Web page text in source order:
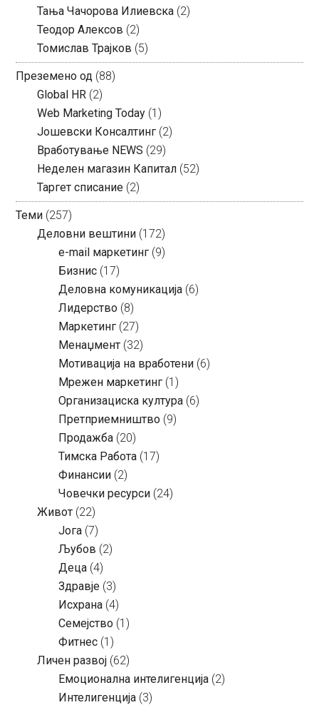
Тања Чачорова Илиевска (2)
Теодор Алексов (2)
Томислав Трајков (5)
Преземено од (88)
Global HR (2)
Web Marketing Today (1)
Јошевски Консалтинг (2)
Вработување NEWS (29)
Неделен магазин Капитал (52)
Таргет списание (2)
Теми (257)
Деловни вештини (172)
e-mail маркетинг (9)
Бизнис (17)
Деловна комуникација (6)
Лидерство (8)
Маркетинг (27)
Менаџмент (32)
Мотивација на вработени (6)
Мрежен маркетинг (1)
Организациска култура (6)
Претприемништво (9)
Продажба (20)
Тимска Работа (17)
Финансии (2)
Човечки ресурси (24)
Живот (22)
Јога (7)
Љубов (2)
Деца (4)
Здравје (3)
Исхрана (4)
Семејство (1)
Фитнес (1)
Личен развој (62)
Емоционална интелигенција (2)
Интелигенција (3)